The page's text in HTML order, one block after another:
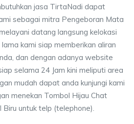
jasa TirtaNadi dapat
sebagai mitra Pengeboran Mata
datang langsung kelokasi
kami siap memberikan aliran
dan dengan adanya website
selama 24 Jam kini meliputi area
mudah dapat anda kunjungi kami
menekan Tombol Hijau Chat
untuk telp (telephone).